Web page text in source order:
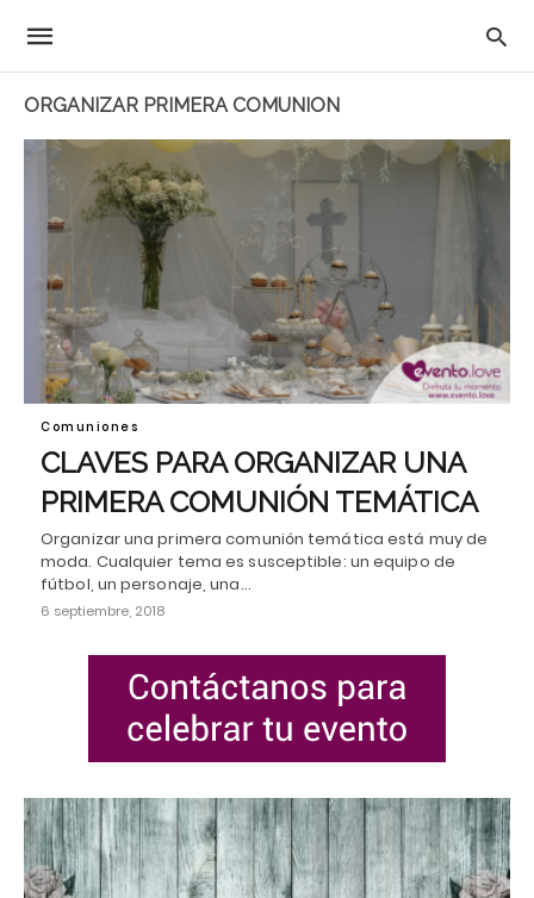
ORGANIZAR PRIMERA COMUNION
Comuniones
CLAVES PARA ORGANIZAR UNA
PRIMERA COMUNIÓN TEMÁTICA
Organizar una primera comunión temática está muy de
moda. Cualquier tema es susceptible: un equipo de
fútbol, un personaje, una…
6 septiembre, 2018